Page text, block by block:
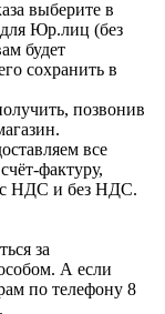
выберите в
Юр.лиц (без
будет
сохранить в
позвонив
все
фактуру,
НДС и без НДС.
за
А если
по телефону 8